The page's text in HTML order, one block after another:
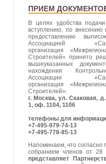
ПРИЕМ
В целях удобства
вступлению, по внесению
предоставлению
Ассоциацией
организация
Строителей» принято
вышеуказанных
нахождения
Ассоциации
организация
Строителей»:
г. Москва, ул. Скаковая,
1, оф. 1104, 1106
телефоны для
+7-495-979-74-13
+7-495-778-85-13
Напоминаем, что согласно
собранием членов от 28
представляет